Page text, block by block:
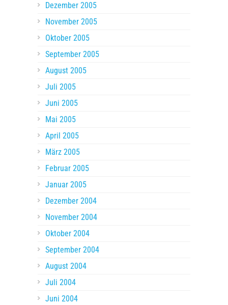
Dezember 2005
November 2005
Oktober 2005
September 2005
August 2005
Juli 2005
Juni 2005
Mai 2005
April 2005
März 2005
Februar 2005
Januar 2005
Dezember 2004
November 2004
Oktober 2004
September 2004
August 2004
Juli 2004
Juni 2004